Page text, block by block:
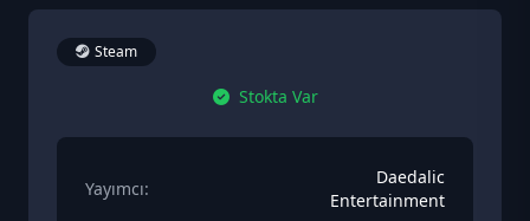
Steam
Stokta Var
Yayımcı:
Daedalic
Entertainment